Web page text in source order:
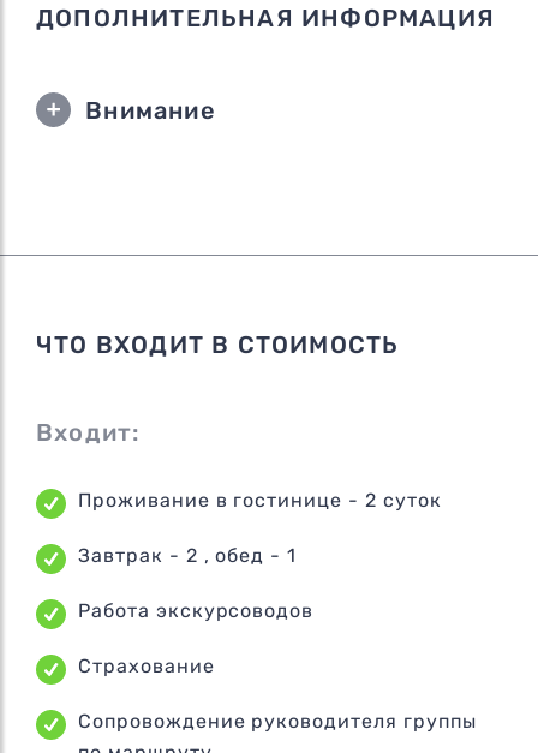
ДОПОЛНИТЕЛЬНАЯ ИНФОРМАЦИЯ
Внимание
ЧТО ВХОДИТ В СТОИМОСТЬ
Входит:
Проживание в гостинице - 2 суток
Завтрак - 2 , обед - 1
Работа экскурсоводов
Страхование
Сопровождение руководителя группы